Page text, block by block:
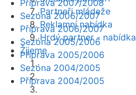
Partneři mládeže
Reklamní nabídka
Hrdý partner - nabídka
Žijeme
Příprava 2007/2008
Sezóna 2006/2007
Příprava 2006/2007
Sezóna 2005/2006
Příprava 2005/2006
Sezóna 2004/2005
Příprava 2004/2005